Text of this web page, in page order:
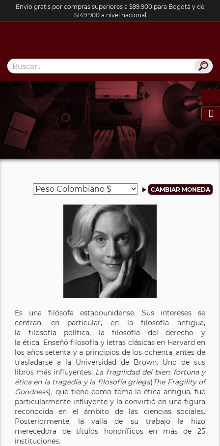
Envío gratis por compras superiores a $99.900 para Bogotá y de
$149.900 a nivel nacional

Es una filósofa estadounidense. Sus intereses se
centran, en particular, en la filosofía antigua,
la filosofía política, la filosofía del derecho y
la ética. Enseñó filosofía y letras clásicas en Harvard en
los años setenta y a principios de los ochenta, antes de
trasladarse a la Universidad de Brown. Uno de sus
libros más influyentes, La fragilidad del bien: fortuna y
ética en la tragedia y la filosofía griega(The Fragility of
Goodness), que tiene como tema la ética antigua, fue
particularmente influyente y la convirtió en una figura
reconocida en el ámbito de las ciencias sociales.
Posteriormente, la valía de su trabajo la hizo
merecedora de títulos honoríficos en más de 25
instituciones.